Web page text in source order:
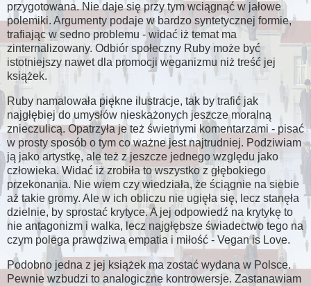
przygotowana. Nie daje się przy tym wciągnąć w jałowe
polemiki. Argumenty podaje w bardzo syntetycznej formie,
trafiając w sedno problemu - widać iż temat ma
zinternalizowany. Odbiór społeczny Ruby może być
istotniejszy nawet dla promocji weganizmu niż treść jej
książek.
Ruby namalowała piękne ilustracje, tak by trafić jak
najgłębiej do umysłów nieskażonych jeszcze moralną
znieczulicą. Opatrzyła je też świetnymi komentarzami - pisać
w prosty sposób o tym co ważne jest najtrudniej. Podziwiam
ją jako artystkę, ale też z jeszcze jednego względu jako
człowieka. Widać iż zrobiła to wszystko z głębokiego
przekonania. Nie wiem czy wiedziała, że ściągnie na siebie
aż takie gromy. Ale w ich obliczu nie ugięła się, lecz stanęła
dzielnie, by sprostać krytyce. A jej odpowiedź na krytykę to
nie antagonizm i walka, lecz najgłębsze świadectwo tego na
czym polega prawdziwa empatia i miłość - Vegan is Love.
Podobno jedna z jej książek ma zostać wydana w Polsce.
Pewnie wzbudzi to analogiczne kontrowersje. Zastanawiam